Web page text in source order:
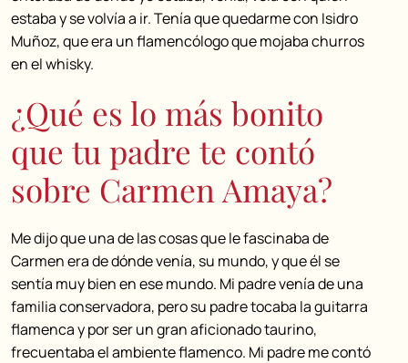
estaba y se volvía a ir. Tenía que quedarme con Isidro
Muñoz, que era un flamencólogo que mojaba churros
en el whisky.
¿Qué es lo más bonito
que tu padre te contó
sobre Carmen Amaya?
Me dijo que una de las cosas que le fascinaba de
Carmen era de dónde venía, su mundo, y que él se
sentía muy bien en ese mundo. Mi padre venía de una
familia conservadora, pero su padre tocaba la guitarra
flamenca y por ser un gran aficionado taurino,
frecuentaba el ambiente flamenco. Mi padre me contó